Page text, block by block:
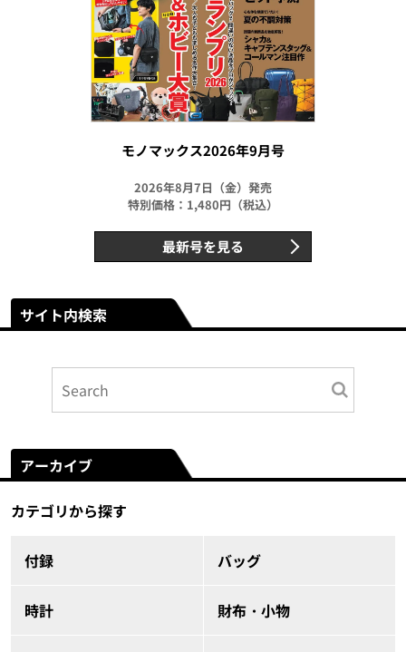
モノマックス2026年9月号
2026年8月7日（金）発売
特別価格：1,480円（税込）
最新号を見る
サイト内検索
アーカイブ
カテゴリから探す
付録 バッグ
時計 財布・小物